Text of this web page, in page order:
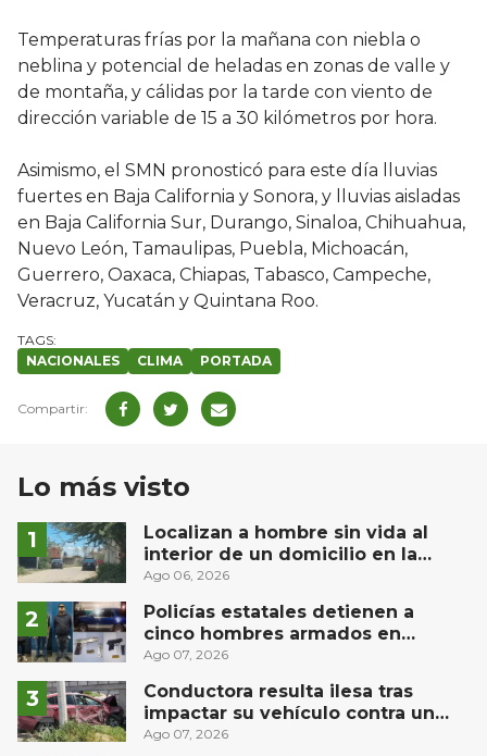
Temperaturas frías por la mañana con niebla o
neblina y potencial de heladas en zonas de valle y
de montaña, y cálidas por la tarde con viento de
dirección variable de 15 a 30 kilómetros por hora.
Asimismo, el SMN pronosticó para este día lluvias
fuertes en Baja California y Sonora, y lluvias aisladas
en Baja California Sur, Durango, Sinaloa, Chihuahua,
Nuevo León, Tamaulipas, Puebla, Michoacán,
Guerrero, Oaxaca, Chiapas, Tabasco, Campeche,
Veracruz, Yucatán y Quintana Roo.
NACIONALES CLIMA PORTADA
Lo más visto
Localizan a hombre sin vida al
interior de un domicilio en la
comunidad El Rodeo, San Juan del
Ago 06, 2026
Policías estatales detienen a
cinco hombres armados en
Puebla capital
Ago 07, 2026
Conductora resulta ilesa tras
impactar su vehículo contra un
muro en Huimilpan
Ago 07, 2026